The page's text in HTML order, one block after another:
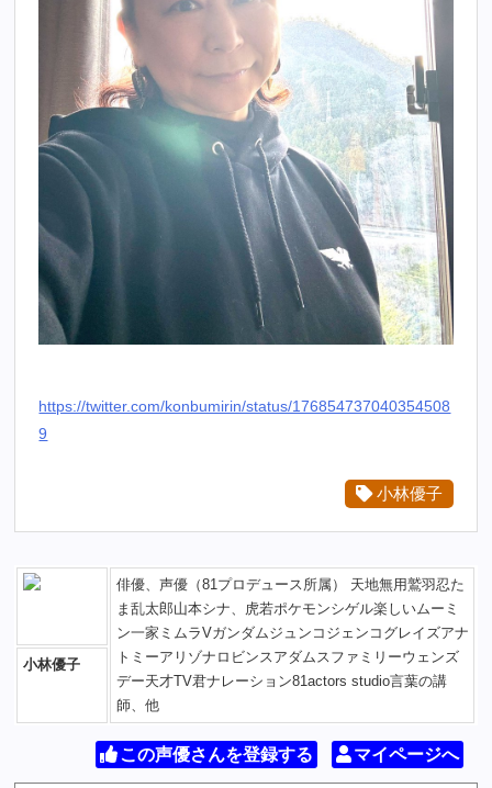
https://twitter.com/konbumirin/status/176854737040354508
9
小林優子
俳優、声優（81プロデュース所属） 天地無用鷲羽忍た
ま乱太郎山本シナ、虎若ポケモンシゲル楽しいムーミ
ン一家ミムラVガンダムジュンコジェンコグレイズアナ
トミーアリゾナロビンスアダムスファミリーウェンズ
デー天才TV君ナレーション81actors studio言葉の講
師、他
小林優子
この声優さんを登録する マイページへ